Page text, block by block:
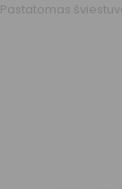
Pastatomas